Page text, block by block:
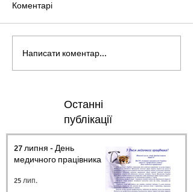
Коментарі
Написати коментар...
Останні
публікації
27 липня - День
медичного працівника.
25 лип.